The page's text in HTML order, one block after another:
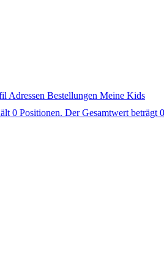
Adressen Bestellungen Meine Kids
0 Positionen. Der Gesamtwert beträgt